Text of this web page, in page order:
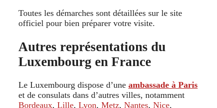
Toutes les démarches sont détaillées sur le site
officiel pour bien préparer votre visite.
Autres représentations du
Luxembourg en France
Le Luxembourg dispose d’une ambassade à Paris
et de consulats dans d’autres villes, notamment
Bordeaux, Lille, Lyon, Metz, Nantes, Nice,